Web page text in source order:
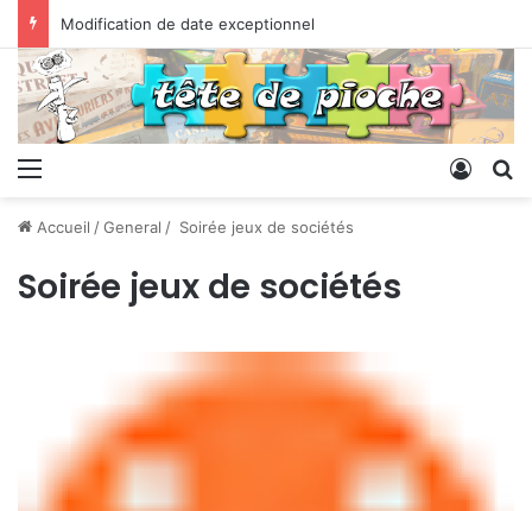
Modification de date exceptionnel
Menu
Accueil /General / Soirée jeux de sociétés
Soirée jeux de sociétés